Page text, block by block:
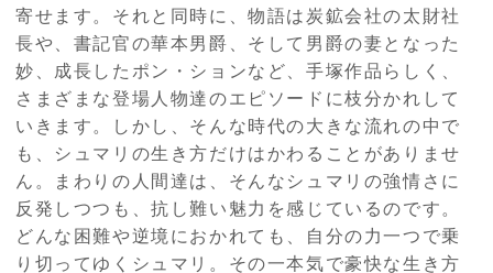
寄せます。それと同時に、物語は炭鉱会社の太財社
長や、書記官の華本男爵、そして男爵の妻となった
妙、成長したポン・ションなど、手塚作品らしく、
さまざまな登場人物達のエピソードに枝分かれして
いきます。しかし、そんな時代の大きな流れの中で
も、シュマリの生き方だけはかわることがありませ
ん。まわりの人間達は、そんなシュマリの強情さに
反発しつつも、抗し難い魅力を感じているのです。
どんな困難や逆境におかれても、自分の力一つで乗
り切ってゆくシュマリ。その一本気で豪快な生き方